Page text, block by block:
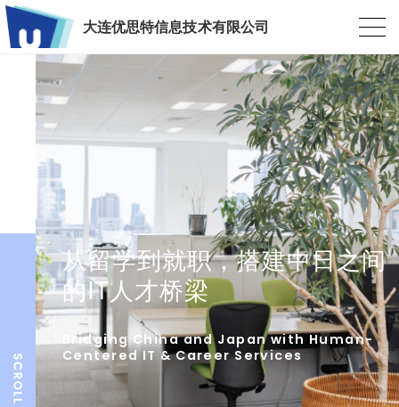
大连优思特信息技术有限公司
从留学到就职，搭建中日之间
的IT人才桥梁
Bridging China and Japan with Human-
Centered IT & Career Services